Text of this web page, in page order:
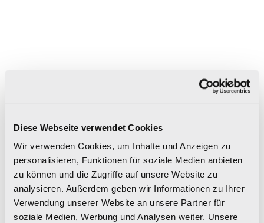
Diese Webseite verwendet Cookies
Wir verwenden Cookies, um Inhalte und Anzeigen zu
personalisieren, Funktionen für soziale Medien anbieten
zu können und die Zugriffe auf unsere Website zu
analysieren. Außerdem geben wir Informationen zu Ihrer
Verwendung unserer Website an unsere Partner für
soziale Medien, Werbung und Analysen weiter. Unsere
160×320
63"x126"
Lap Ret
120×280
48"x110"
Lap Ret
120×120
48"x48"